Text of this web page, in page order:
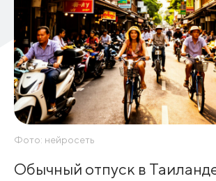
Фото: нейросеть
Обычный отпуск в